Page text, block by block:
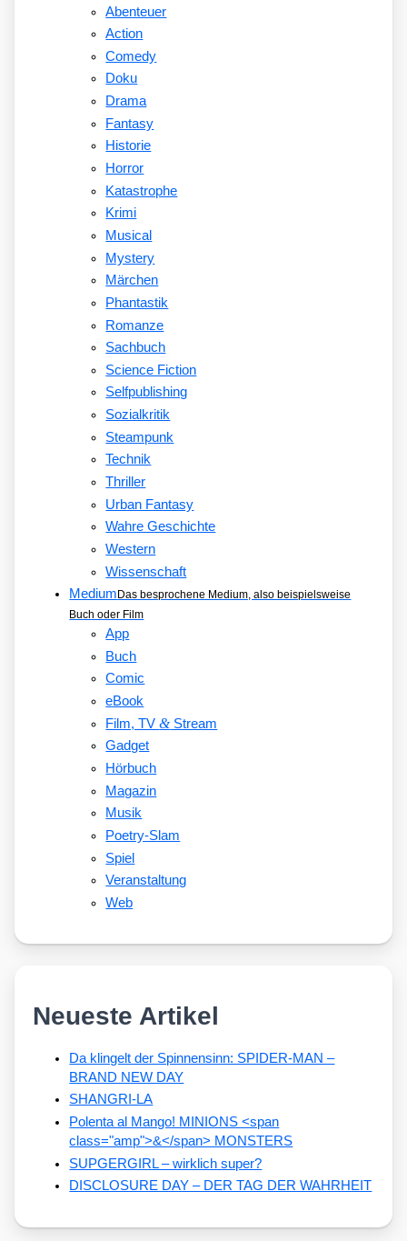
Abenteuer
Action
Comedy
Doku
Drama
Fantasy
Historie
Horror
Katastrophe
Krimi
Musical
Mystery
Märchen
Phantastik
Romanze
Sachbuch
Science Fiction
Selfpublishing
Sozialkritik
Steampunk
Technik
Thriller
Urban Fantasy
Wahre Geschichte
Western
Wissenschaft
Medium Das besprochene Medium, also beispielsweise
Buch oder Film
App
Buch
Comic
eBook
Film, TV&Stream
Gadget
Hörbuch
Magazin
Musik
Poetry-Slam
Spiel
Veranstaltung
Web
Neueste Artikel
Da klingelt der Spinnensinn: SPIDER-MAN –
BRAND NEW DAY
SHANGRI-LA
Polenta al Mango! MINIONS <span
class="amp">&</span> MONSTERS
SUPGERGIRL – wirklich super?
DISCLOSURE DAY – DER TAG DER WAHRHEIT